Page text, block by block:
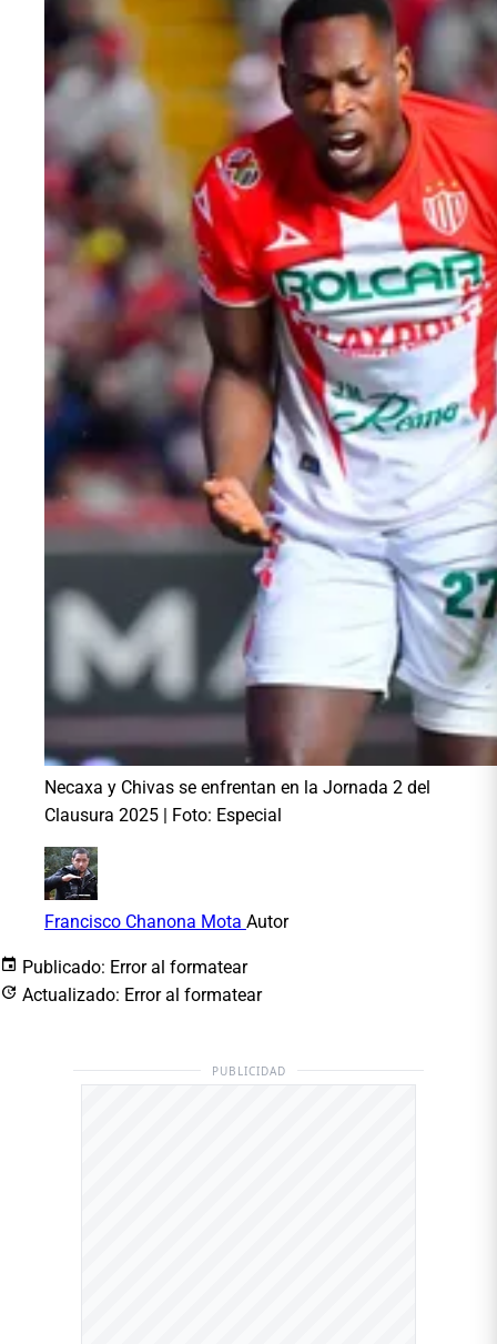
Necaxa y Chivas se enfrentan en la Jornada 2 del
Clausura 2025 | Foto: Especial
Francisco Chanona Mota Autor
Publicado: Error al formatear
Actualizado: Error al formatear
PUBLICIDAD